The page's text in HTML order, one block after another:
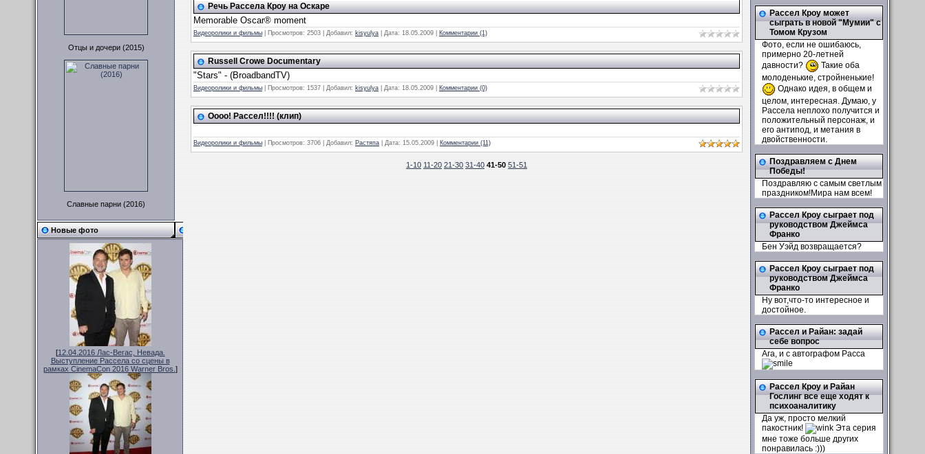
Отцы и дочери (2015)
Славные парни (2016)
Новые фото
[12.04.2016 Лас-Вегас, Невада.
Выступление Рассела со сцены в
рамках CinemaCon 2016 Warner Bros. ]
Речь Рассела Кроу на Оскаре
Memorable Oscar® moment
Видеоролики и фильмы Просмотров: 2503 Добавил: kisyulya Дата: 18.05.2009 Комментарии (1)
Russell Crowe Documentary
"Stars" - (BroadbandTV)
Видеоролики и фильмы Просмотров: 1537 Добавил: kisyulya Дата: 18.05.2009 Комментарии (0)
Оооо! Рассел!!!! (клип)
Видеоролики и фильмы Просмотров: 3706 Добавил: Растяпа Дата: 15.05.2009 Комментарии (11)
1-10 11-20 21-30 31-40 41-50 51-51
Рассел Кроу может
сыграть в новой "Мумии" с
Томом Крузом
Фото, если не ошибаюсь,
примерно 20-летней
давности?
Такие оба
молоденькие, стройненькие!
Однако идея, в общем и
целом, интересная. Думаю, у
Рассела неплохо получится и
положительный персонаж, и
его антипод, и метания в
двойственности.
Поздравляем с Днем
Победы!
Поздравляю с самым светлым
праздником!Мира нам всем!
Рассел Кроу сыграет под
руководством Джеймса
Франко
Бен Уэйд возвращается?
Рассел Кроу сыграет под
руководством Джеймса
Франко
Ну вот,что-то интересное и
достойное.
Рассел и Райан: задай
себе вопрос
Ага, и с автографом Расса
Рассел Кроу и Райан
Гослинг все еще ходят к
психоаналитику
Да уж, просто мелкий
пакостник!
Эта серия
мне тоже больше других
понравилась :)))